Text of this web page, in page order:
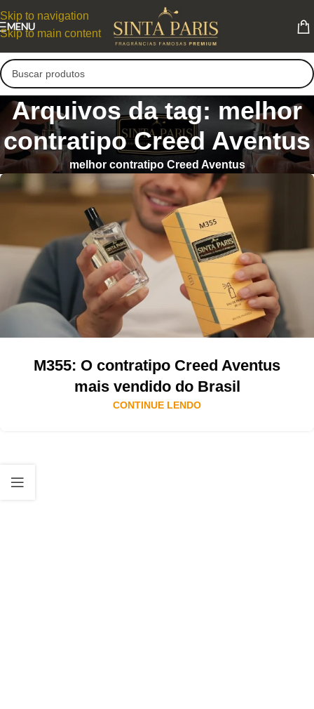
Skip to navigation
Skip to main content
MENU
Arquivos da tag: melhor
contratipo Creed Aventus
melhor contratipo Creed Aventus
M355: O contratipo Creed Aventus
mais vendido do Brasil
CONTINUE LENDO